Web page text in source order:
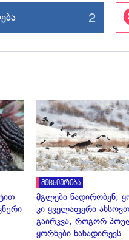
2
გადახედვა
მეცნიერება
მგლები ნადირობენ,
კი ყველაფერი
გაირკვა, როგორ
ყორნები ნანადირევს